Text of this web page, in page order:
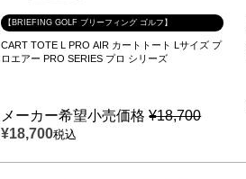
【BRIEFING GOLF ブリーフィング ゴルフ】
CART TOTE L PRO AIR カートトート Lサイズ プ
ロエアー PRO SERIES プロ シリーズ
メーカー希望小売価格 ¥18,700
¥18,700税込